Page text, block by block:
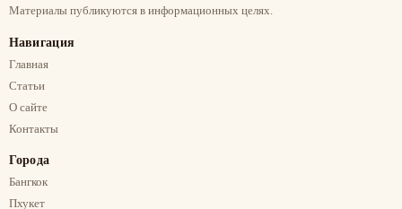
Материалы публикуются в информационных целях.
Навигация
Главная
Статьи
О сайте
Контакты
Города
Бангкок
Пхукет